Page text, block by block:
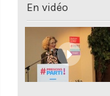
En vidéo